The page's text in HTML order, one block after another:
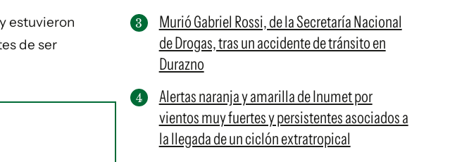
estuvieron
de ser
Murió Gabriel Rossi, de la Secretaría Nacional
de Drogas, tras un accidente de tránsito en
Durazno
Alertas naranja y amarilla de Inumet por
vientos muy fuertes y persistentes asociados a
la llegada de un ciclón extratropical